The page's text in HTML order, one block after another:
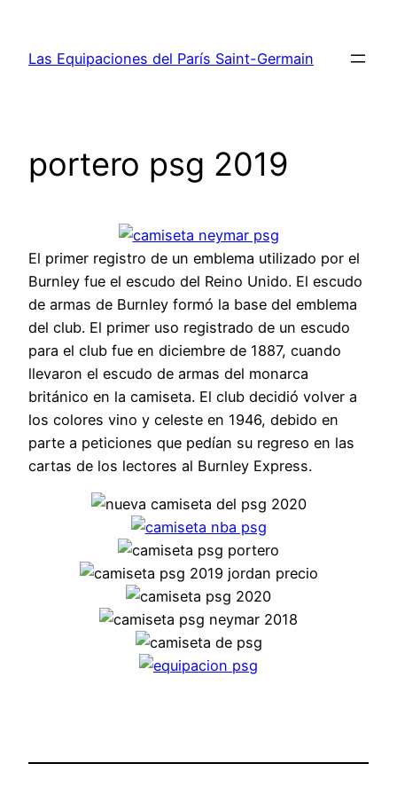
contenido
Las Equipaciones del París Saint-Germain
portero psg 2019
El primer registro de un emblema utilizado por el
Burnley fue el escudo del Reino Unido. El escudo
de armas de Burnley formó la base del emblema
del club. El primer uso registrado de un escudo
para el club fue en diciembre de 1887, cuando
llevaron el escudo de armas del monarca
británico en la camiseta. El club decidió volver a
los colores vino y celeste en 1946, debido en
parte a peticiones que pedían su regreso en las
cartas de los lectores al Burnley Express.